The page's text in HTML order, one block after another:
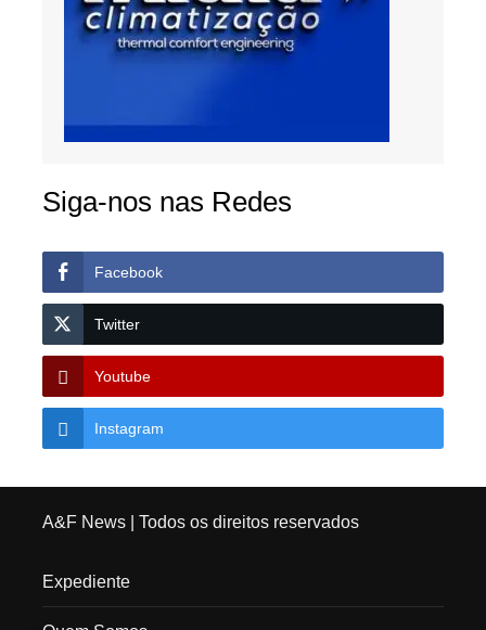
Siga-nos nas Redes
Facebook
Twitter
Youtube
Instagram
A&F News| Todos os direitos reservados
Expediente